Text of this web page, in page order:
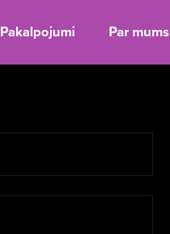
Pakalpojumi Par mums